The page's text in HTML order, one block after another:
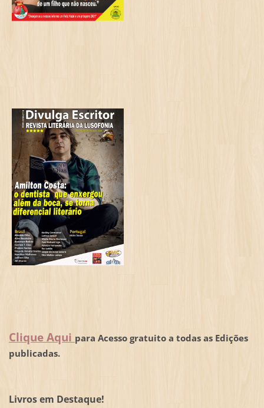
Clique Aqui para Acesso gratuito a todas as Edições
publicadas.
Livros em Destaque!